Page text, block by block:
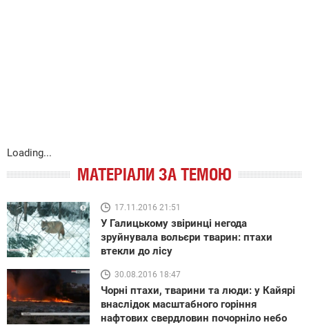
Loading...
МАТЕРІАЛИ ЗА ТЕМОЮ
17.11.2016 21:51
У Галицькому звіринці негода
зруйнувала вольєри тварин: птахи
втекли до лісу
30.08.2016 18:47
Чорні птахи, тварини та люди: у Кайярі
внаслідок масштабного горіння
нафтових свердловин почорніло небо